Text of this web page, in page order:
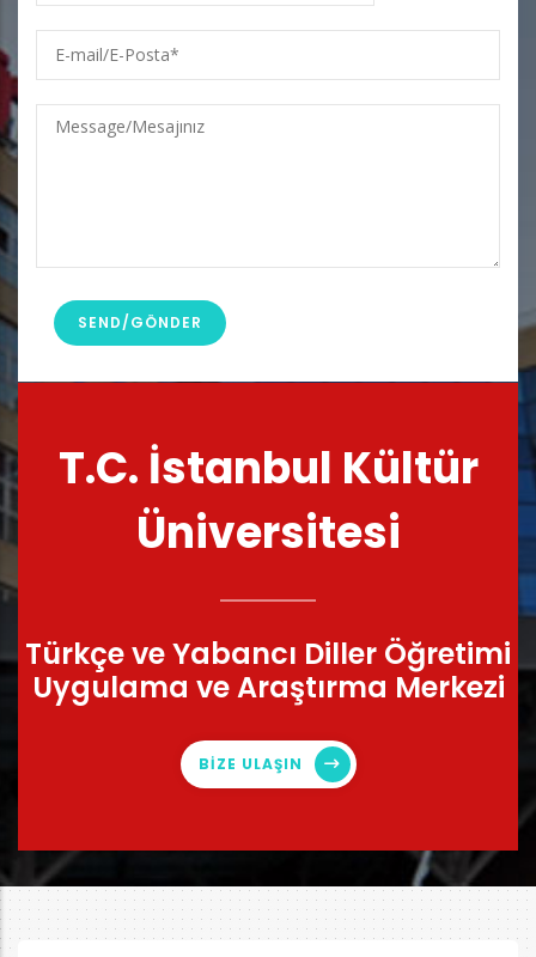
mail/E-
Posta
Message/Mesajınız
T.C. İstanbul Kültür
Üniversitesi
Türkçe ve Yabancı Diller Öğretimi
Uygulama ve Araştırma Merkezi
BİZE ULAŞIN